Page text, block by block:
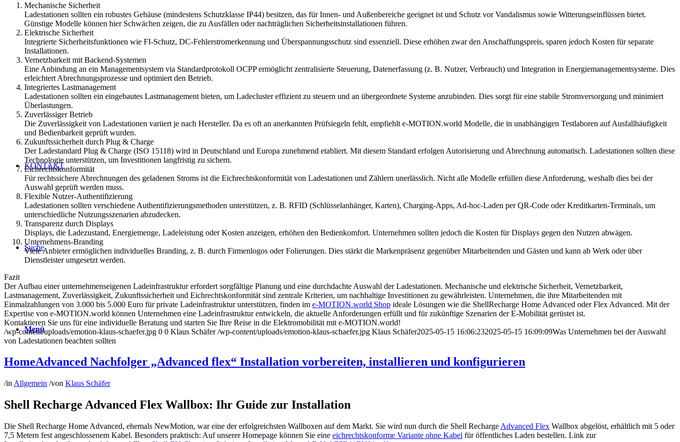
KONTAKT
Suche
Menü
Mechanische Sicherheit
Ladestationen sollten ein robustes Gehäuse (mindestens Schutzklasse IP44) besitzen, das für Innen- und Außenbereiche geeignet ist und Schutz vor Vandalismus sowie Witterungseinflüssen bietet.
Günstige Modelle können hier Schwächen zeigen, die zu Ausfällen oder nachträglichen Sicherheitsinstallationen führen.
Elektrische Sicherheit
Integrierte Sicherheitsfunktionen wie FI-Schutz, DC-Fehlerstromerkennung und Überspannungsschutz sind essenziell. Diese erhöhen zwar den Anschaffungspreis, sparen jedoch Kosten für separate
Installationen.
Vernetzbarkeit mit Backend-Systemen
Eine Anbindung an ein Managementsystem via Standardprotokoll OCPP ermöglicht zentralisierte Steuerung, Datenerfassung (z. B. Nutzer, Verbrauch) und Integration in Energiemanagementsysteme. Dies
erleichtert Abrechnungsprozesse und optimiert den Betrieb.
Integriertes Lastmanagement
Ladestationen sollten ein eingebautes Lastmanagement bieten, um Ladecluster effizient zu steuern und an übergeordnete Systeme anzubinden. Dies sorgt für eine stabile Stromversorgung und minimiert
Überlastungen.
Zuverlässiger Betrieb
Die Zuverlässigkeit von Ladestationen variiert je nach Hersteller. Da es oft an anerkannten Prüfsiegeln fehlt, empfiehlt e-MOTION.world Modelle, die in unabhängigen Testlaboren auf Ausfallhäufigkeit
und Bedienbarkeit geprüft wurden.
Zukunftssicherheit durch Plug & Charge
Der Ladestandard Plug & Charge (ISO 15118) wird in Deutschland und Europa zunehmend etabliert. Mit diesem Standard erfolgen Autorisierung und Abrechnung automatisch. Ladestationen sollten diese
Technologie unterstützen, um Investitionen langfristig zu sichern.
Eichrechtskonformität
Für rechtssichere Abrechnungen des geladenen Stroms ist die Eichrechtskonformität von Ladestationen und Zählern unerlässlich. Nicht alle Modelle erfüllen diese Anforderung, weshalb dies bei der
Auswahl geprüft werden muss.
Flexible Nutzer-Authentifizierung
Ladestationen sollten verschiedene Authentifizierungsmethoden unterstützen, z. B. RFID (Schlüsselanhänger, Karten), Charging-Apps, Ad-hoc-Laden per QR-Code oder Kreditkarten-Terminals, um
unterschiedliche Nutzungsszenarien abzudecken.
Transparenz durch Displays
Displays, die Ladezustand, Energiemenge, Ladeleistung oder Kosten anzeigen, erhöhen den Bedienkomfort. Unternehmen sollten jedoch die Kosten für Displays gegen den Nutzen abwägen.
Unternehmens-Branding
Viele Anbieter ermöglichen individuelles Branding, z. B. durch Firmenlogos oder Folierungen. Dies stärkt die Markenpräsenz gegenüber Mitarbeitenden und Gästen und kann ab Werk oder über
Dienstleister umgesetzt werden.
Fazit
Der Aufbau einer unternehmenseigenen Ladeinfrastruktur erfordert sorgfältige Planung und eine durchdachte Auswahl der Ladestationen. Mechanische und elektrische Sicherheit, Vernetzbarkeit,
Lastmanagement, Zuverlässigkeit, Zukunftssicherheit und Eichrechtskonformität sind zentrale Kriterien, um nachhaltige Investitionen zu gewährleisten. Unternehmen, die ihre Mitarbeitenden mit
Einmalzahlungen von 3.000 bis 5.000 Euro für private Ladeinfrastruktur unterstützen, finden im e-MOTION.world Shop ideale Lösungen wie die ShellRecharge Home Advanced oderFlex Advanced. Mit der
Expertise von e-MOTION.world können Unternehmen eine Ladeinfrastruktur entwickeln, die aktuelle Anforderungen erfüllt und für zukünftige Szenarien der E-Mobilität gerüstet ist.
Kontaktieren Sie uns für eine individuelle Beratung und starten Sie Ihre Reise in die Elektromobilität mit e-MOTION.world!
/wp-content/uploads/emotion-klaus-schaefer.jpg 0 0 Klaus Schäfer /wp-content/uploads/emotion-klaus-schaefer.jpg Klaus Schäfer2025-05-15 16:06:232025-05-15 16:09:09Was Unternehmen bei der Auswahl
von Ladestationen beachten sollten
HomeAdvanced Nachfolger „Advanced flex“ Installation vorbereiten, installieren und konfigurieren
/in Allgemein /von Klaus Schäfer
Shell Recharge Advanced Flex Wallbox: Ihr Guide zur Installation
Die Shell Recharge Home Advanced, ehemals NewMotion, war eine der erfolgreichsten Wallboxen auf dem Markt. Sie wird nun durch die Shell Recharge Advanced Flex Wallbox abgelöst, erhältlich mit 5 oder
7,5 Metern fest angeschlossenem Kabel. Besonders praktisch: Auf unserer Homepage können Sie eine eichrechtskonforme Variante ohne Kabel für öffentliches Laden bestellen. Link zur